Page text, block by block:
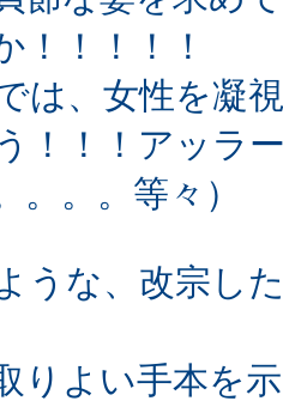
！！！
は、女性を凝
！！！アッラ
。。。等々）
うな、改宗し
りよい手本を